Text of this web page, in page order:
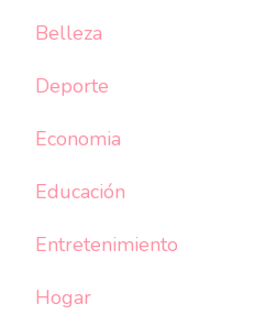
Belleza
Deporte
Economia
Educación
Entretenimiento
Hogar